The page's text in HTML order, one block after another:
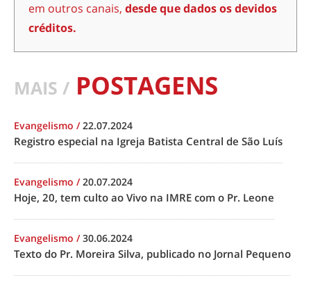
em outros canais, desde que dados os devidos
créditos.
MAIS / POSTAGENS
Evangelismo /22.07.2024
Registro especial na Igreja Batista Central de São Luís
Evangelismo /20.07.2024
Hoje, 20, tem culto ao Vivo na IMRE com o Pr. Leone
Evangelismo /30.06.2024
Texto do Pr. Moreira Silva, publicado no Jornal Pequeno